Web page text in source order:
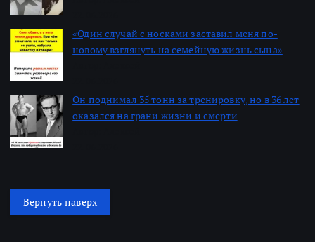
«Один случай с носками заставил меня по-
новому взглянуть на семейную жизнь сына»
Он поднимал 35 тонн за тренировку, но в 36 лет
оказался на грани жизни и смерти
Вернуть наверх